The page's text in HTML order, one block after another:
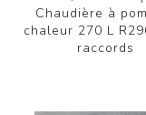
Chaudière à
chaleur 270 L
raccords